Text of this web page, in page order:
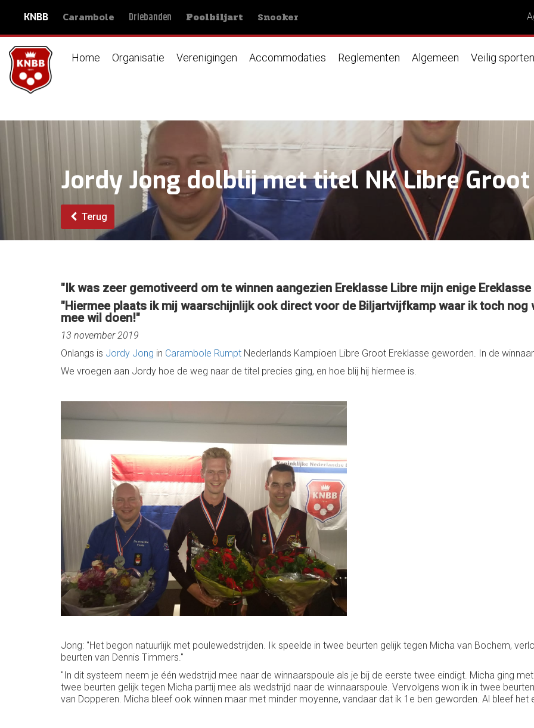
KNBB Carambole Driebanden Poolbiljart Snooker
Home Organisatie Verenigingen Accommodaties Reglementen Algemeen Veilig sporten
Jordy Jong dolblij met titel NK Libre
Terug
"Ik was zeer gemotiveerd om te winnen aangezien Ereklasse Libre mijn enige
"Hiermee plaats ik mij waarschijnlijk ook direct voor de Biljartvijfkamp waar ik toch nog
mee wil doen!"
13 november 2019
Onlangs is Jordy Jong in Carambole Rumpt Nederlands Kampioen Libre Groot Ereklasse geworden. In de
We vroegen aan Jordy hoe de weg naar de titel precies ging, en hoe blij hij hiermee is.
Jong: "Het begon natuurlijk met poulewedstrijden. Ik speelde in twee beurten gelijk tegen Micha van Bochem,
beurten van Dennis Timmers."
"In dit systeem neem je één wedstrijd mee naar de winnaarspoule als je bij de eerste twee eindigt. Micha ging
twee beurten gelijk tegen Micha partij mee als wedstrijd naar de winnaarspoule. Vervolgens won ik in twee
van Dopperen. Micha bleef ook winnen maar met minder moyenne, vandaar dat ik 1e ben geworden. Al bleef